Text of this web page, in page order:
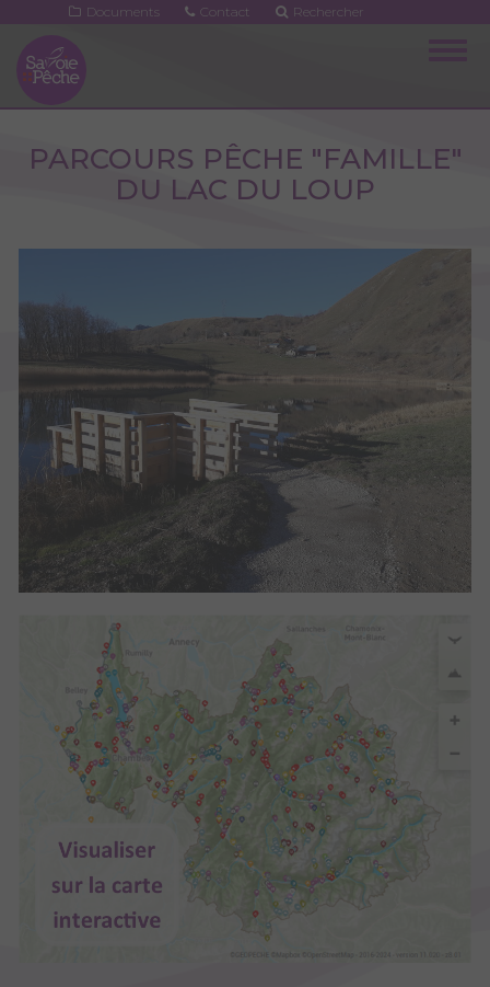
contenu
principal
Documents Contact Rechercher
PARCOURS PÊCHE "FAMILLE"
DU LAC DU LOUP